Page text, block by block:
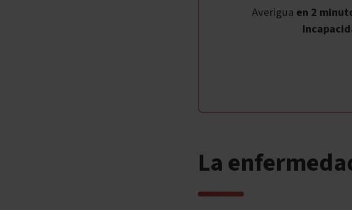
Averigua en 2
La